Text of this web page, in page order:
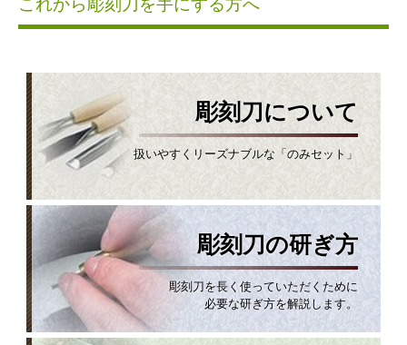
これから彫刻刀を手にする方へ
彫刻刀について
扱いやすくリーズナブルな「のみセット」
彫刻刀の研ぎ方
彫刻刀を長く使っていただくために
必要な研ぎ方を解説します。